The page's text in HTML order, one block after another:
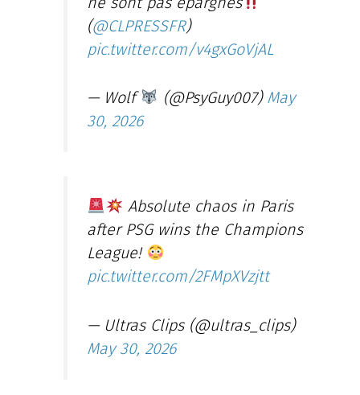
(@CLPRESSFR)
pic.twitter.com/v4gxGoVjAL
— Wolf (@PsyGuy007) May
30, 2026
Absolute chaos in Paris
after PSG wins the Champions
League!
pic.twitter.com/2FMpXVzjtt
— Ultras Clips (@ultras_clips)
May 30, 2026